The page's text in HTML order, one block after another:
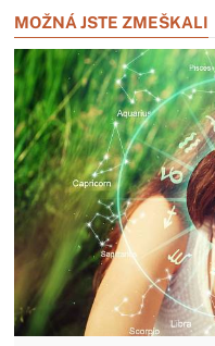
MOŽNÁ JSTE ZMEŠKALI